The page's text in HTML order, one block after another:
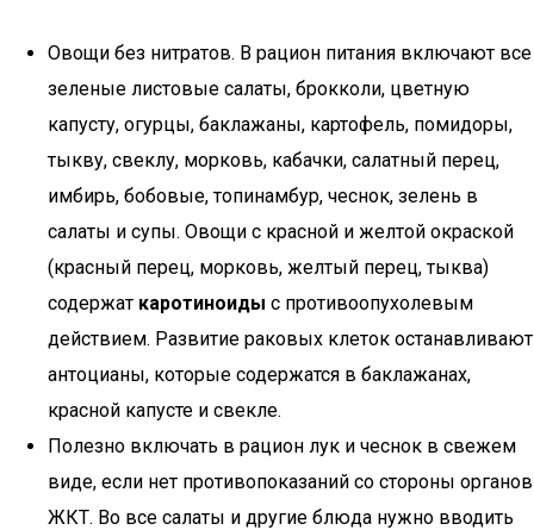
Овощи без нитратов. В рацион питания включают все
зеленые листовые салаты, брокколи, цветную
капусту, огурцы, баклажаны, картофель, помидоры,
тыкву, свеклу, морковь, кабачки, салатный перец,
имбирь, бобовые, топинамбур, чеснок, зелень в
салаты и супы. Овощи с красной и желтой окраской
(красный перец, морковь, желтый перец, тыква)
содержат каротиноиды с противоопухолевым
действием. Развитие раковых клеток останавливают
антоцианы, которые содержатся в баклажанах,
красной капусте и свекле.
Полезно включать в рацион лук и чеснок в свежем
виде, если нет противопоказаний со стороны органов
ЖКТ. Во все салаты и другие блюда нужно вводить